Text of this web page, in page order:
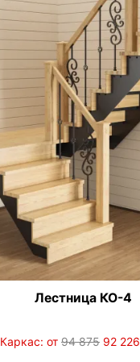
Лестница КО-4
Каркас: от 94 875 92 226